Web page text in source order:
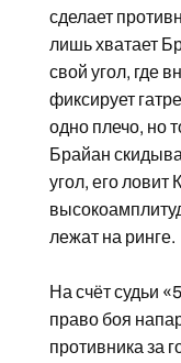
сделает
лишь хватает
свой угол, где
фиксирует
одно плечо, но
Брайан
угол, его ловит
лежат на ринге.
На счёт судьи
право боя
противника за